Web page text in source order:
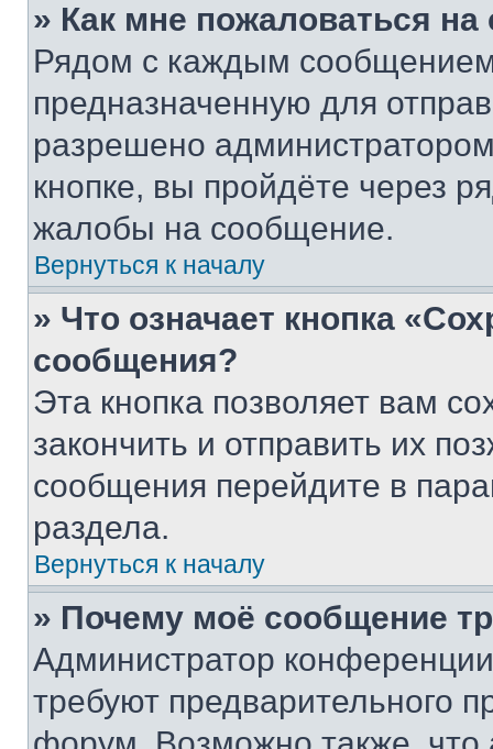
» Как мне пожаловаться
Рядом с каждым сообщением
предназначенную для
разрешено
кнопке, вы пройдёте через
жалобы на сообщение.
Вернуться к началу
» Что означает кнопка
сообщения?
Эта кнопка позволяет вам
закончить и отправить их
сообщения перейдите в
раздела.
Вернуться к началу
» Почему моё сообщение
Администратор
требуют предварительного